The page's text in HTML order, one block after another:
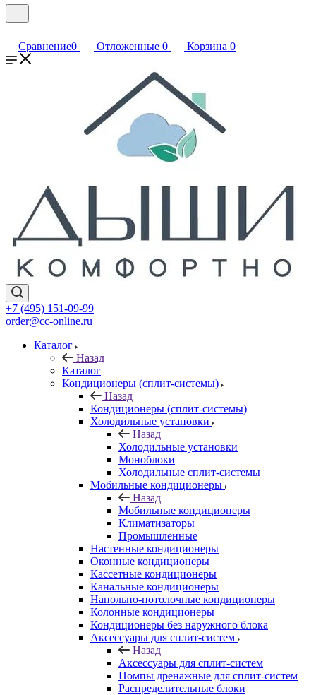
Сравнение0 Отложенные 0 Корзина 0
+7 (495) 151-09-99
order@cc-online.ru
Каталог
Назад
Каталог
Кондиционеры (сплит-системы)
Назад
Кондиционеры (сплит-системы)
Холодильные установки
Назад
Холодильные установки
Моноблоки
Холодильные сплит-системы
Мобильные кондиционеры
Назад
Мобильные кондиционеры
Климатизаторы
Промышленные
Настенные кондиционеры
Оконные кондиционеры
Кассетные кондиционеры
Канальные кондиционеры
Напольно-потолочные кондиционеры
Колонные кондиционеры
Кондиционеры без наружного блока
Аксессуары для сплит-систем
Назад
Аксессуары для сплит-систем
Помпы дренажные для сплит-систем
Распределительные блоки